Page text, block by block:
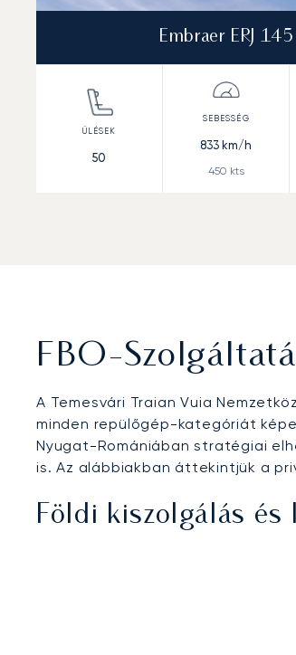
Embraer ERJ 145
50
833 km/h
450 kts
FBO-
A Temesvári Traian Vuia
minden repülőgép-kategóriát
Nyugat-Romániában stratégiai
is. Az alábbiakban áttekintjük a
Földi kiszolgálás és